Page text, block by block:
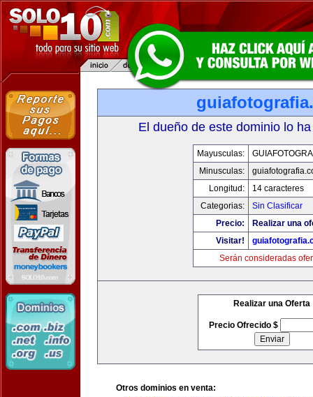
El dueño de este dominio lo
Mayusculas:
Minusculas:
Longitud:
14 caracteres
Categorias:
Sin Clasificar
Precio:
Realizar una
Visitar!
Serán consideradas
Realizar una Oferta
Precio Ofrecido $
Otros dominios en venta: